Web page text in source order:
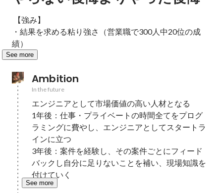
 【強み】
・結果を求める粘り強さ（営業職で300人中20位の成
績）
See more
Ambition
In the future
エンジニアとして市場価値の高い人材となる
1年後：仕事・プライベートの時間全てをプログ
ラミングに費やし、エンジニアとしてスタートラ
インに立つ
3年後：案件を経験し、その案件ごとにフィード
バックし自分に足りないことを補い、現場知識を
付けていく
See more